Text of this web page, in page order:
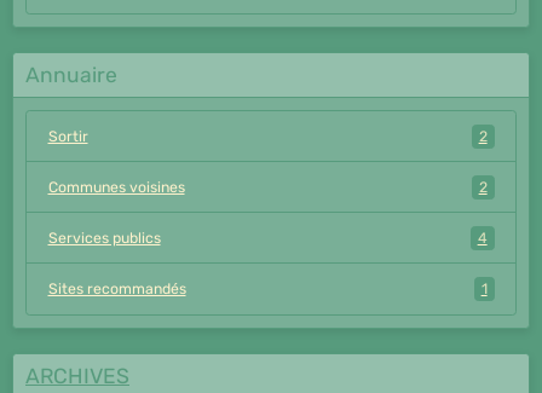
Annuaire
Sortir 2
Communes voisines 2
Services publics 4
Sites recommandés 1
ARCHIVES